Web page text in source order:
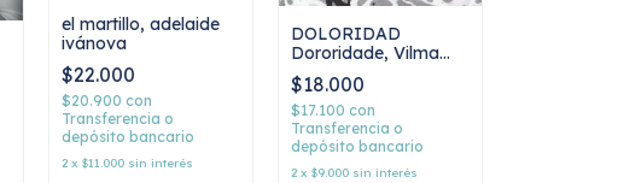
el martillo, adelaide
ivánova
$22.000
$20.900 con
Transferencia o
depósito bancario
2 x $11.000 sin interés
DOLORIDAD
Dororidade, Vilma
Piedade
$18.000
$17.100 con
Transferencia o
depósito bancario
2 x $9.000 sin interés